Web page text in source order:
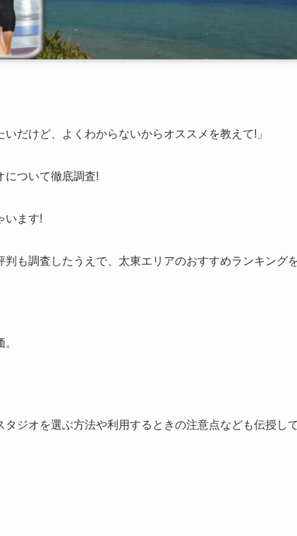
だけど、よくわからないからオススメを教えて!」
について徹底調査!
います!
も調査したうえで、太東エリアのおすすめランキング
ジオを選ぶ方法や利用するときの注意点なども伝授し